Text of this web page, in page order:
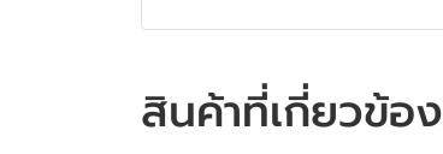
สินค้าที่เกี่ยวข้อง